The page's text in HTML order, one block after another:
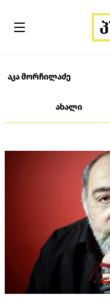
აკა მორჩილაძე
ახალი